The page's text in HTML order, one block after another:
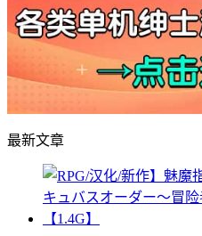
最新文章